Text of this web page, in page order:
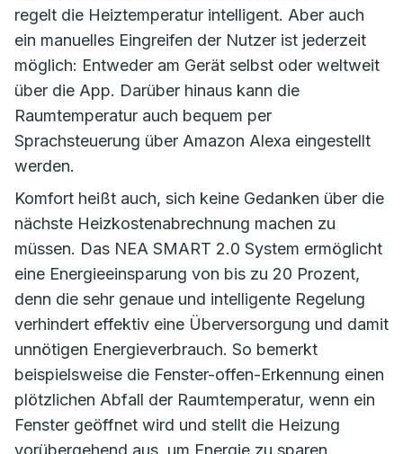
regelt die Heiztemperatur intelligent. Aber auch
ein manuelles Eingreifen der Nutzer ist jederzeit
möglich: Entweder am Gerät selbst oder weltweit
über die App. Darüber hinaus kann die
Raumtemperatur auch bequem per
Sprachsteuerung über Amazon Alexa eingestellt
werden.
Komfort heißt auch, sich keine Gedanken über die
nächste Heizkostenabrechnung machen zu
müssen. Das NEA SMART 2.0 System ermöglicht
eine Energieeinsparung von bis zu 20 Prozent,
denn die sehr genaue und intelligente Regelung
verhindert effektiv eine Überversorgung und damit
unnötigen Energieverbrauch. So bemerkt
beispielsweise die Fenster-offen-Erkennung einen
plötzlichen Abfall der Raumtemperatur, wenn ein
Fenster geöffnet wird und stellt die Heizung
vorübergehend aus, um Energie zu sparen.